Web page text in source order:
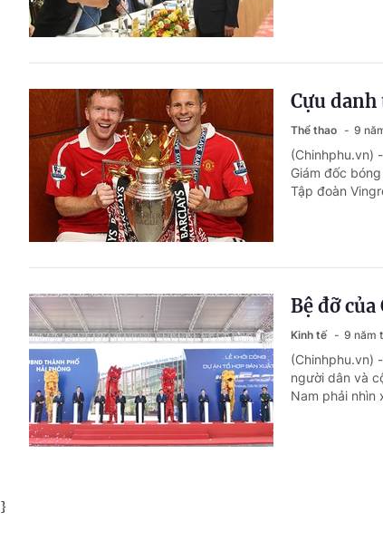
Cựu danh
Thể thao 9
(Chinhphu.vn)
Giám đốc
Tập đoàn
Bệ đỡ
Kinh tế 9 năm
(Chinhphu.vn)
người dân và
Nam phải nhìn
}